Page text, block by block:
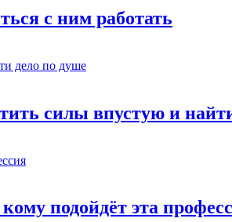
с ним работать
силы впустую и
подойдёт эта